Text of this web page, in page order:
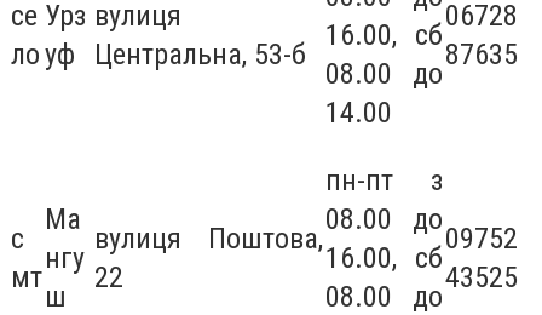
се
ло
Урз
уф
вулиця
Центральна, 53-б
16.00, сб
08.00 до
14.00
06728
87635
с
мт
Ма
нгу
ш
вулиця Поштова,
22
пн-пт з
08.00 до
16.00, сб
08.00 до
09752
43525